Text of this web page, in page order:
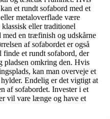
et rundt sofabord med et
metaloverflade være
klassisk eller traditionel
en træfinish og udskårne
af ​​sofabordet er også
et rundt sofabord, der
pladsen omkring den. Hvis
kan man overveje et
Endelig er det vigtigt at
af sofabordet. Invester i et
vil vare længe og have et